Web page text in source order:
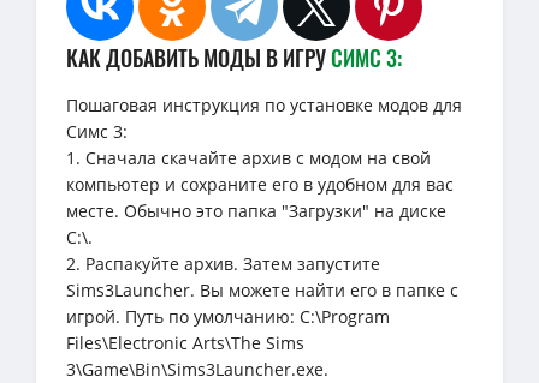
КАК ДОБАВИТЬ МОДЫ В ИГРУСИМС 3:
Пошаговая инструкция по установке модов для
Симс 3:
1. Сначала скачайте архив с модом на свой
компьютер и сохраните его в удобном для вас
месте. Обычно это папка "Загрузки" на диске
C:\.
2. Распакуйте архив. Затем запустите
Sims3Launcher. Вы можете найти его в папке с
игрой. Путь по умолчанию: C:\Program
Files\Electronic Arts\The Sims
3\Game\Bin\Sims3Launcher.exe.